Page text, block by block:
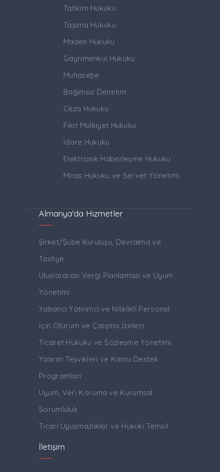
Tahkim Hukuku
Taşıma Hukuku
Maden Hukuku
Gayrimenkul Hukuku
Muhasebe
Bağımsız Denetim
Ceza Hukuku
Fikri Mülkiyet Hukuku
İdare Hukuku
Elektronik Haberleşme Hukuku
Miras Hukuku ve Servet Yönetimi
Almanya'da Hizmetler
Şirket/Şube Kuruluşu, Devralma ve
Tasfiye
Uluslararası Vergi Planlaması ve Uyum
Yönetimi
Yabancı Yatırımcı ve Nitelikli Personel
İçin Oturum ve Çalışma İzinleri
Ticaret Hukuku ve Sözleşme Yönetimi
Yatırım Teşvikleri ve Kamu Destek
Programları
Uyum, Veri Koruma ve Kurumsal
Sorumluluk
Ticari Uyuşmazlıklar ve Hukuki Temsil
İletişim